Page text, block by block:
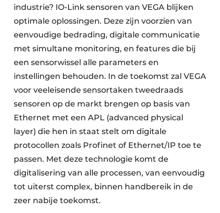
industrie? IO-Link sensoren van VEGA blijken
optimale oplossingen. Deze zijn voorzien van
eenvoudige bedrading, digitale communicatie
met simultane monitoring, en features die bij
een sensorwissel alle parameters en
instellingen behouden. In de toekomst zal VEGA
voor veeleisende sensortaken tweedraads
sensoren op de markt brengen op basis van
Ethernet met een APL (advanced physical
layer) die hen in staat stelt om digitale
protocollen zoals Profinet of Ethernet/IP toe te
passen. Met deze technologie komt de
digitalisering van alle processen, van eenvoudig
tot uiterst complex, binnen handbereik in de
zeer nabije toekomst.